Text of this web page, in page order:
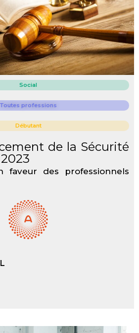
Social
Toutes professions
Débutant
de la Sécurité
faveur des professionnels